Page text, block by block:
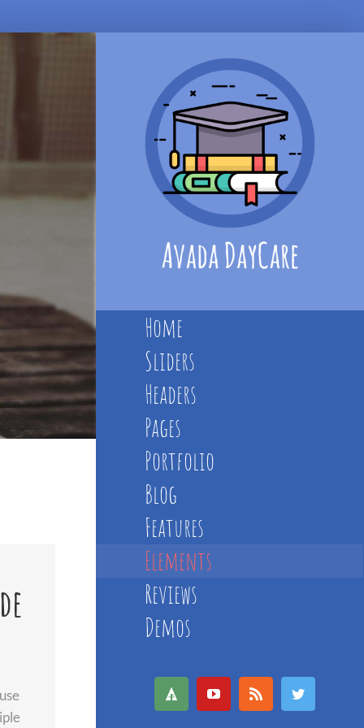
Home
Sliders
Headers
Pages
Portfolio
Blog
Features
Elements
Reviews
Demos
Twitter
Rss
YouTube